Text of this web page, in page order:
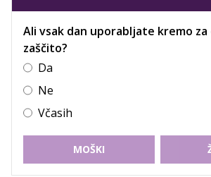
Ali vsak dan uporabljate kremo za
zaščito?
Da
Ne
Včasih
MOŠKI